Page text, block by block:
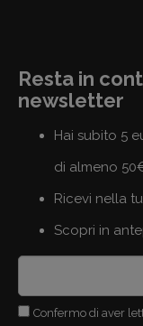
Resta in
newsletter
Hai subito 5
di almeno
Ricevi nella
Scopri in
Confermo di aver